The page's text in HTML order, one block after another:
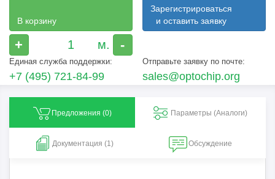
В корзину
+ -
Зарегистрироваться
и оставить заявку
Единая служба поддержки:
+7 (495) 721-84-99
Отправьте заявку по почте:
sales@optochip.org
Предложения (0) Параметры (Aналоги)
Документация (1) Обсуждение